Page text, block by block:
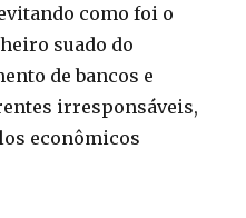
como foi o
suado do
de bancos e
irresponsáveis,
econômicos